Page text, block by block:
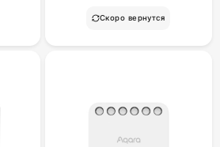
Скоро вернутся